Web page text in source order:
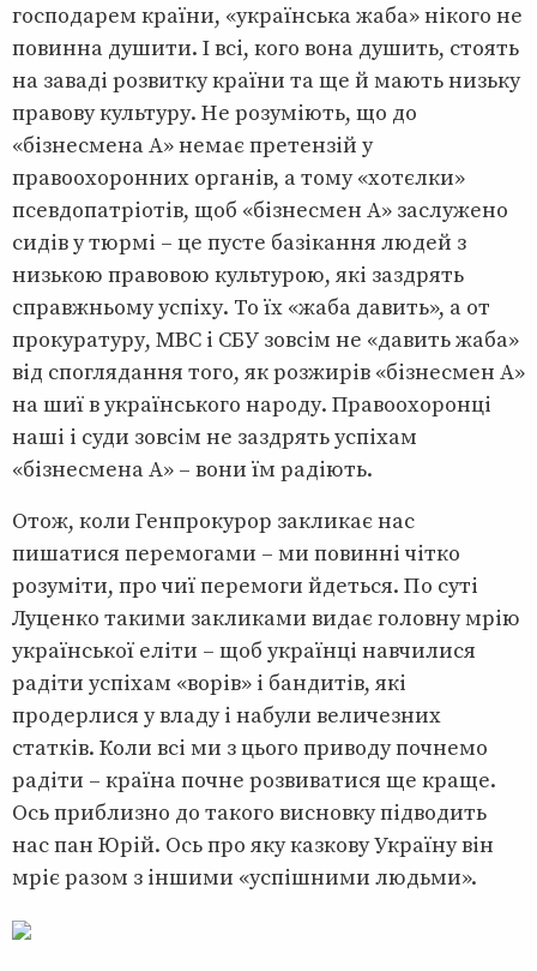
господарем країни, «українська жаба» нікого не
повинна душити. І всі, кого вона душить, стоять
на заваді розвитку країни та ще й мають низьку
правову культуру. Не розуміють, що до
«бізнесмена А» немає претензій у
правоохоронних органів, а тому «хотєлки»
псевдопатріотів, щоб «бізнесмен А» заслужено
сидів у тюрмі – це пусте базікання людей з
низькою правовою культурою, які заздрять
справжньому успіху. То їх «жаба давить», а от
прокуратуру, МВС і СБУ зовсім не «давить жаба»
від споглядання того, як розжирів «бізнесмен А»
на шиї в українського народу. Правоохоронці
наші і суди зовсім не заздрять успіхам
«бізнесмена А» – вони їм радіють.
Отож, коли Генпрокурор закликає нас
пишатися перемогами – ми повинні чітко
розуміти, про чиї перемоги йдеться. По суті
Луценко такими закликами видає головну мрію
української еліти – щоб українці навчилися
радіти успіхам «ворів» і бандитів, які
продерлися у владу і набули величезних
статків. Коли всі ми з цього приводу почнемо
радіти – країна почне розвиватися ще краще.
Ось приблизно до такого висновку підводить
нас пан Юрій. Ось про яку казкову Україну він
мріє разом з іншими «успішними людьми».